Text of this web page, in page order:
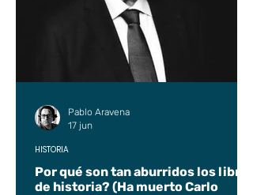
Por qué son tan aburridos los libros
de historia? (Ha muerto Carlo
HISTORIA
Pablo Aravena
17 jun